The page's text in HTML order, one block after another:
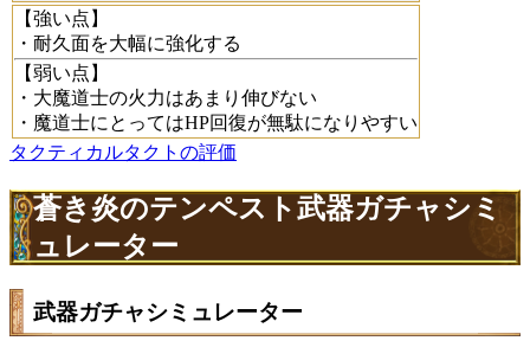
【強い点】
・耐久面を大幅に強化する
【弱い点】
・大魔道士の火力はあまり伸びない
・魔道士にとってはHP回復が無駄になりやすい
タクティカルタクトの評価
蒼き炎のテンペスト武器ガチャシミ
ュレーター
武器ガチャシミュレーター